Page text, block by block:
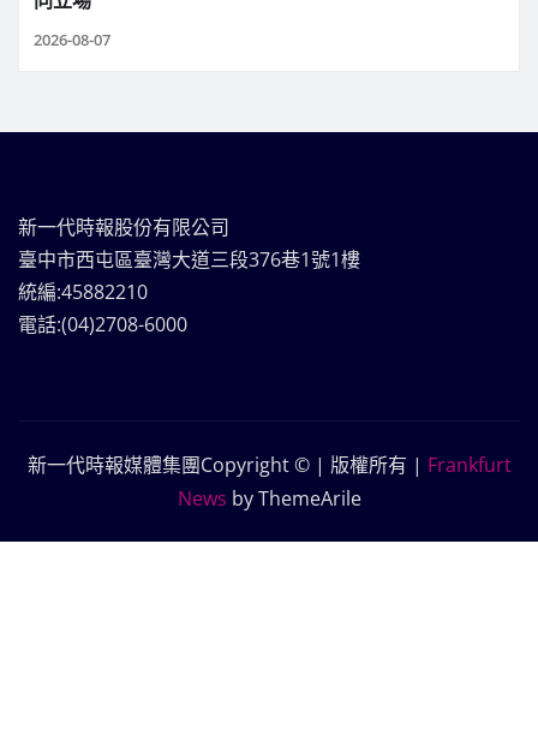
2026-08-07
新一代時報股份有限公司
臺中市西屯區臺灣大道三段376巷1號1樓
統編:45882210
電話:(04)2708-6000
新一代時報媒體集團Copyright © | 版權所有 | Frankfurt
News by ThemeArile